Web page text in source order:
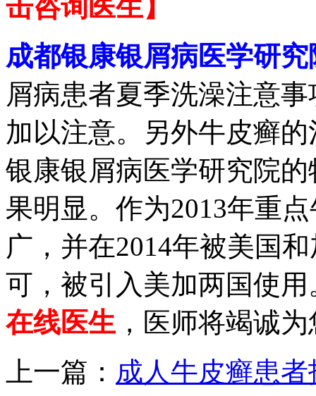
击咨询医生】
成都银康银屑病医学研
屑病患者夏季洗澡注意
加以注意。另外牛皮癣
银康银屑病医学研究院
果明显。作为2013年重
广，并在2014年被美国
可，被引入美加两国使
在线医生 ，医师将竭诚
上一篇： 成人牛皮癣患